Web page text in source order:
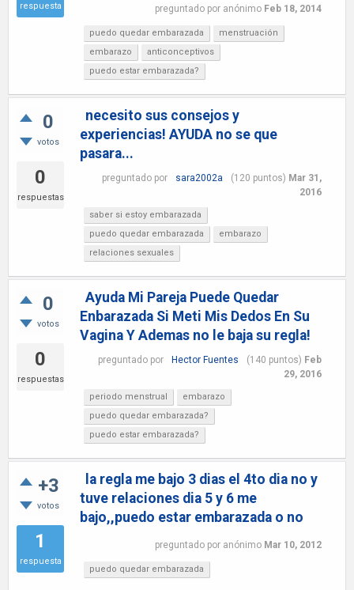
respuesta preguntado por anónimo Feb 18, 2014
puedo quedar embarazada
menstruación
embarazo
anticonceptivos
puedo estar embarazada?
0
votos
0
respuestas
necesito sus consejos y
experiencias! AYUDA no se que
pasara...
preguntado por sara2002a (120 puntos) Mar 31,
2016
saber si estoy embarazada
puedo quedar embarazada
embarazo
relaciones sexuales
0
votos
0
respuestas
Ayuda Mi Pareja Puede Quedar
Enbarazada Si Meti Mis Dedos En Su
Vagina Y Ademas no le baja su regla!
preguntado por Hector Fuentes (140 puntos) Feb
29, 2016
periodo menstrual
embarazo
puedo quedar embarazada?
puedo estar embarazada?
+3
votos
1
respuesta
la regla me bajo 3 dias el 4to dia no y
tuve relaciones dia 5 y 6 me
bajo,,puedo estar embarazada o no
preguntado por anónimo Mar 10, 2012
puedo quedar embarazada